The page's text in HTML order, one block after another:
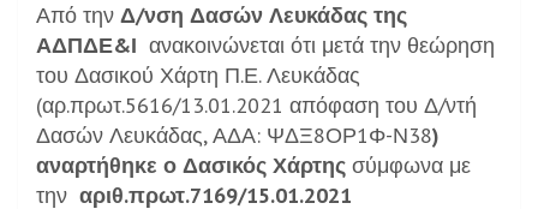
Από την Δ/νση Δασών Λευκάδας της
ΑΔΠΔΕ&Ι ανακοινώνεται ότι μετά την θεώρηση
του Δασικού Χάρτη Π.Ε. Λευκάδας
(αρ.πρωτ.5616/13.01.2021 απόφαση του Δ/ντή
Δασών Λευκάδας, ΑΔΑ: ΨΔΞ8ΟΡ1Φ-Ν38)
αναρτήθηκε ο Δασικός Χάρτης σύμφωνα με
την αριθ.πρωτ.7169/15.01.2021